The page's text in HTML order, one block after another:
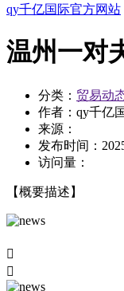
qy千亿国际官方网站
温州一对
分类： 贸易动
作者： qy千亿
来源：
发布时间：
访问量：
【概要描述】

